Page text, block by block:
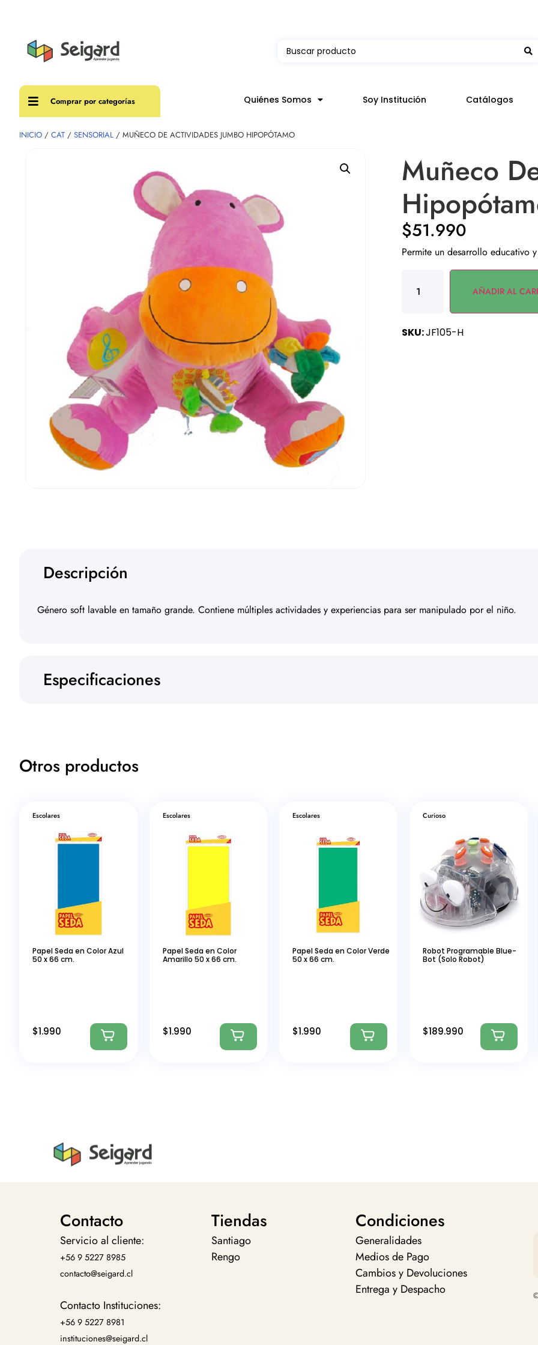
Comprar por categorías Quiénes Somos Soy Institución Catálogos
INICIO / CAT / SENSORIAL / MUÑECO DE ACTIVIDADES JUMBO HIPOPÓTAMO
Muñeco
$51.990
Permite un desarrollo educativo
AÑADIR AL
SKU:JF105-H
Descripción
Género soft lavable en tamaño grande. Contiene múltiples actividades y experiencias para ser manipulado por el niño.
Especificaciones
Otros productos
Escolares
Papel Seda en Color Azul
50 x 66 cm.
$1.990
Escolares
Papel Seda en Color
Amarillo 50 x 66 cm.
$1.990
Escolares
Papel Seda en Color Verde
50 x 66 cm.
$1.990
Curioso
Robot Programable Blue-
Bot (Solo Robot)
$189.990
Contacto
Servicio al cliente:
+56 9 5227 8985
contacto@seigard.cl
Contacto Instituciones:
+56 9 5227 8981
instituciones@seigard.cl
Tiendas
Santiago
Rengo
Condiciones
Generalidades
Medios de Pago
Cambios y Devoluciones
Entrega y Despacho